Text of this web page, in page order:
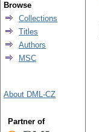
Browse
Collections
Titles
Authors
MSC
About DML-CZ
Partner of